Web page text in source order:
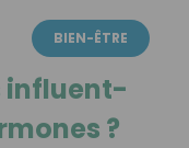
BIEN-ÊTRE
influent-
?